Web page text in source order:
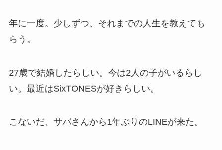
年に一度。少しずつ、それまでの人生を教えても
らう。
27歳で結婚したらしい。今は2人の子がいるらし
い。最近はSixTONESが好きらしい。
こないだ、サバさんから1年ぶりのLINEが来た。